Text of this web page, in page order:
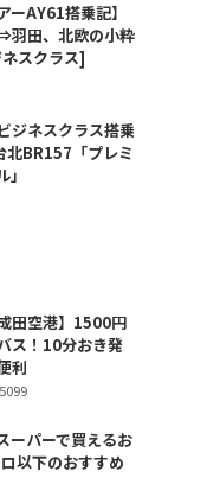
ーAY61搭乗記】
羽田、北欧の小粋
スクラス]
ジネスクラス搭乗
北BR157「プレミ
田空港】1500円
ス！10分おき発
利
ーパーで買えるお
以下のおすすめ